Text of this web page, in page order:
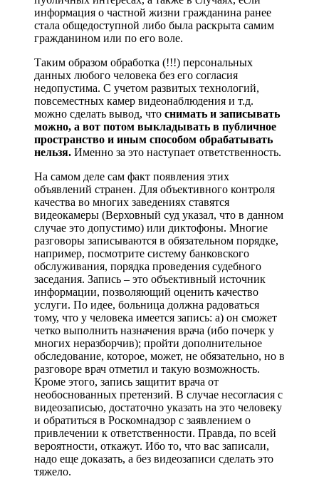
информация о частной жизни гражданина ранее
стала общедоступной либо была раскрыта самим
гражданином или по его воле.
Таким образом обработка (!!!) персональных
данных любого человека без его согласия
недопустима. С учетом развитых технологий,
повсеместных камер видеонаблюдения и т.д.
можно сделать вывод, что снимать и записывать
можно, а вот потом выкладывать в публичное
пространство и иным способом обрабатывать
нельзя. Именно за это наступает ответственность.
На самом деле сам факт появления этих
объявлений странен. Для объективного контроля
качества во многих заведениях ставятся
видеокамеры (Верховный суд указал, что в данном
случае это допустимо) или диктофоны. Многие
разговоры записываются в обязательном порядке,
например, посмотрите систему банковского
обслуживания, порядка проведения судебного
заседания. Запись – это объективный источник
информации, позволяющий оценить качество
услуги. По идее, больница должна радоваться
тому, что у человека имеется запись: а) он сможет
четко выполнить назначения врача (ибо почерк у
многих неразборчив); пройти дополнительное
обследование, которое, может, не обязательно, но в
разговоре врач отметил и такую возможность.
Кроме этого, запись защитит врача от
необоснованных претензий. В случае несогласия с
видеозаписью, достаточно указать на это человеку
и обратиться в Роскомнадзор с заявлением о
привлечении к ответственности. Правда, по всей
вероятности, откажут. Ибо то, что вас записали,
надо еще доказать, а без видеозаписи сделать это
тяжело.